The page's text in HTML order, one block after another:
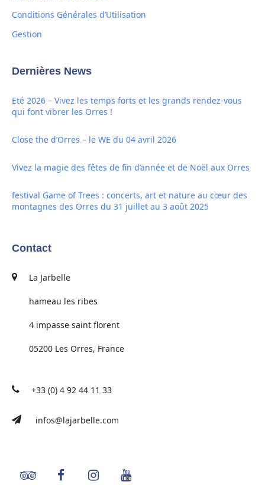
Conditions Générales d’Utilisation
Gestion
Dernières News
Eté 2026 – Vivez les temps forts et les grands rendez-vous
qui font vibrer les Orres !
Close the d’Orres – le WE du 04 avril 2026
Vivez la magie des fêtes de fin d’année et de Noël aux Orres
festival Game of Trees : concerts, art et nature au cœur des
montagnes des Orres du 31 juillet au 3 août 2025
Contact
La Jarbelle
hameau les ribes
4 impasse saint florent
05200 Les Orres, France
+33 (0) 4 92 44 11 33
infos@lajarbelle.com